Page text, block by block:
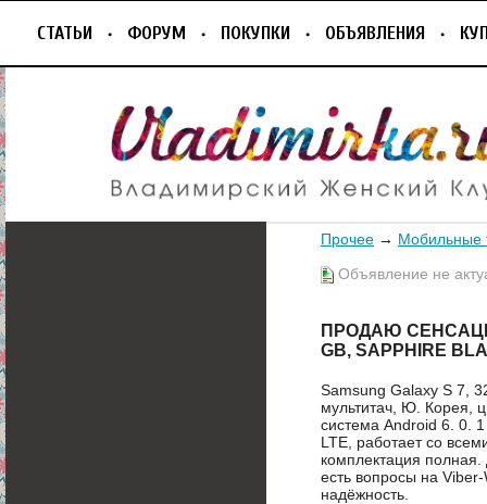
СТАТЬИ ФОРУМ ПОКУПКИ ОБЪЯВЛЕНИЯ
Прочее → Мобильные
Объявление не
ПРОДАЮ
GB, SAPPHIRE
Samsung Galaxy S 7,
мультитач, Ю. Корея,
система Android 6. 0.
LTE, работает со
комплектация
есть вопросы на
надёжность.